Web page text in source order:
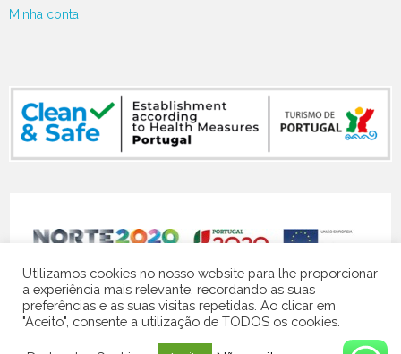
Minha conta
© 2024 Quinta Vale do Homem | website by Contacto Visual
Utilizamos cookies no nosso website para lhe proporcionar
a experiência mais relevante, recordando as suas
preferências e as suas visitas repetidas. Ao clicar em
"Aceito", consente a utilização de TODOS os cookies.